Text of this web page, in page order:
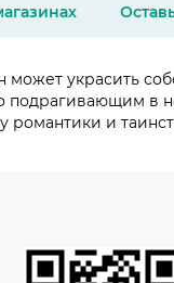
украсить
в
и